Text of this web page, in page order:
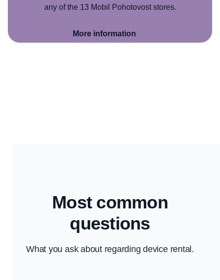
any of the 13 Mobil Pohotovost stores.
More information
Most common
questions
What you ask about regarding device rental.